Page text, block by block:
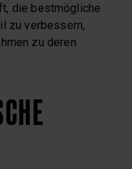
die bestmögliche
zu verbessern,
zu deren